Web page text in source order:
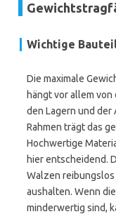
Wichtige
Die maximale
hängt vor allem von
den Lagern und der
Rahmen trägt das
Hochwertige
hier entscheidend.
Walzen
aushalten. Wenn
minderwertig sind,